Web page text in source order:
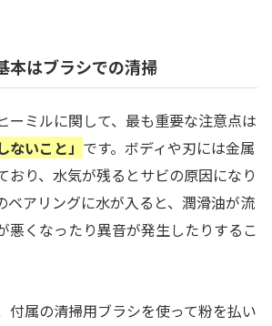
本はブラシでの清掃
ーミルに関して、最も重要な注意点は
ないこと」 です。ボディや刃には金属
おり、水気が残るとサビの原因になり
ベアリングに水が入ると、潤滑油が流
悪くなったり異音が発生したりするこ
付属の清掃用ブラシを使って粉を払い